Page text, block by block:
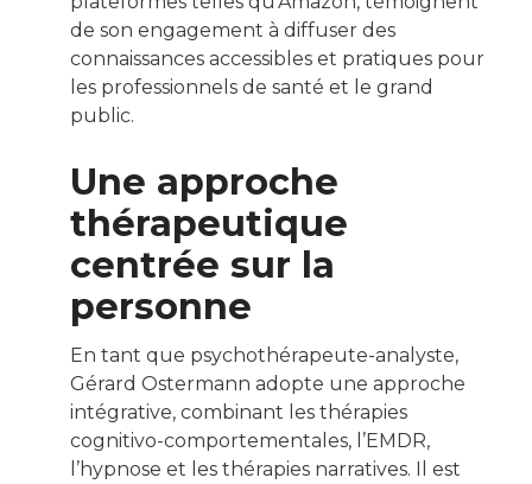
de son engagement à diffuser des
connaissances accessibles et pratiques pour
les professionnels de santé et le grand
public.
Une approche
thérapeutique
centrée sur la
personne
En tant que psychothérapeute-analyste,
Gérard Ostermann adopte une approche
intégrative, combinant les thérapies
cognitivo-comportementales, l’EMDR,
l’hypnose et les thérapies narratives. Il est